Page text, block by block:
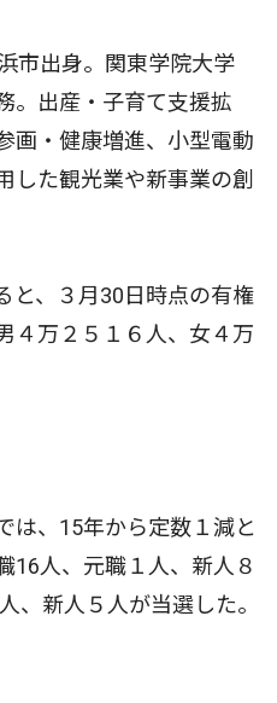
市出身。関東学院大学
。出産・子育て支援拡
画・健康増進、小型電動
した観光業や新事業の創
と、３月30日時点の有権
４万２５１６人、女４万
は、15年から定数１減と
16人、元職１人、新人８
、新人５人が当選した。